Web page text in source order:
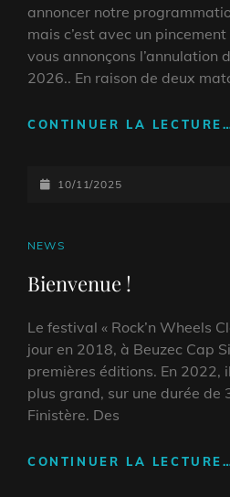
annoncer notre
mais c’est avec un
vous annonçons l’annulation
2026.. En raison de deux
CONTINUER LA
POSTED-
10/11/2025
CAT
NEWS
Bienvenue !
Le festival « Rock’n Wheels
jour en 2018, à Beuzec Cap
premières éditions. En 2022,
plus grand, sur une durée de
Finistère. Des
CONTINUER LA